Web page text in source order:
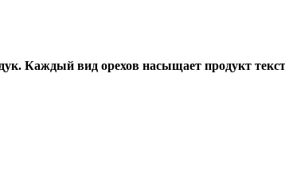
Каждый вид орехов насыщает продукт